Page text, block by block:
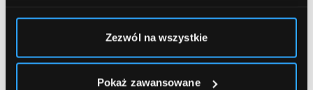
Zezwól na wszystkie
Pokaż zawansowane
Autor